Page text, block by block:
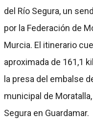
del Río Segura, un
por la Federación de
Murcia. El itinerario
aproximada de 161,1
la presa del embalse
municipal de
Segura en Guardamar.